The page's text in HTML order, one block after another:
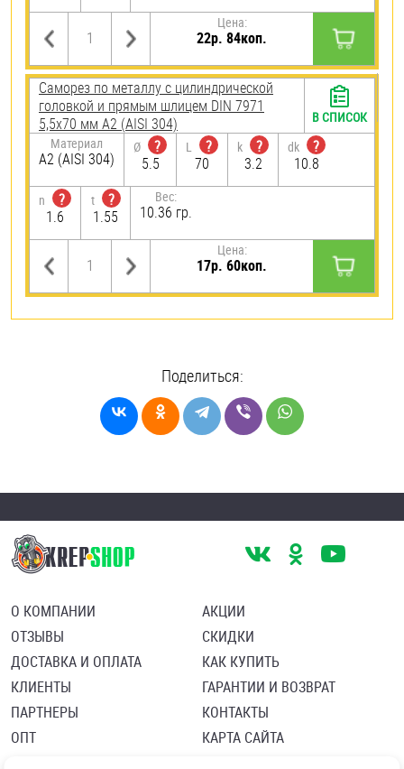
Цена:
22р. 84коп.
Саморез по металлу с цилиндрической
головкой и прямым шлицем DIN 7971
5,5х70 мм А2 (AISI 304)
Материал
А2 (AISI 304)
Ø
?
5.5
L
?
70
k
?
3.2
dk
?
10.8
n
?
1.6
t
?
1.55
Вес:
10.36 гр.
Цена:
17р. 60коп.
В СПИСОК
Поделиться:
О КОМПАНИИ
ОТЗЫВЫ
ДОСТАВКА И ОПЛАТА
КЛИЕНТЫ
ПАРТНЕРЫ
ОПТ
АКЦИИ
СКИДКИ
КАК КУПИТЬ
ГАРАНТИИ И ВОЗВРАТ
КОНТАКТЫ
КАРТА САЙТА